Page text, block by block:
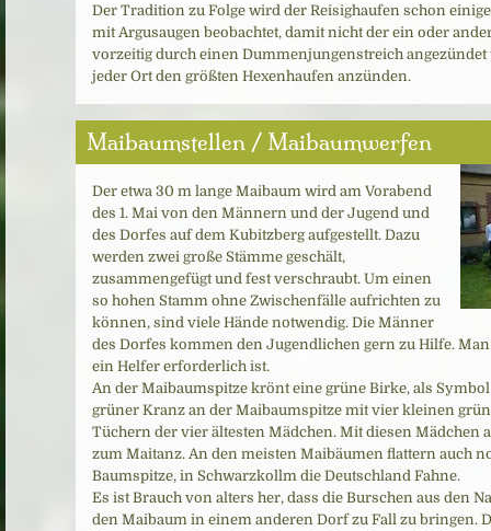
Der Tradition zu Folge wird der Reisighaufen schon
mit Argusaugen beobachtet, damit nicht der ein oder
vorzeitig durch einen Dummenjungenstreich
jeder Ort den größten Hexenhaufen anzünden.
Maibaumstellen / Maibaumwerfen
Der etwa 30 m lange Maibaum wird am Vorabend
des 1. Mai von den Männern und der Jugend und
des Dorfes auf dem Kubitzberg aufgestellt. Dazu
werden zwei große Stämme geschält,
zusammengefügt und fest verschraubt. Um einen
so hohen Stamm ohne Zwischenfälle aufrichten zu
können, sind viele Hände notwendig. Die Männer
des Dorfes kommen den Jugendlichen gern zu Hilfe.
ein Helfer erforderlich ist.
An der Maibaumspitze krönt eine grüne Birke, als
grüner Kranz an der Maibaumspitze mit vier kleinen
Tüchern der vier ältesten Mädchen. Mit diesen Mädchen
zum Maitanz. An den meisten Maibäumen flattern auch
Baumspitze, in Schwarzkollm die Deutschland Fahne.
Es ist Brauch von alters her, dass die Burschen aus den
den Maibaum in einem anderen Dorf zu Fall zu bringen.